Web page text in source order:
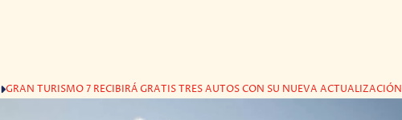
GRAN TURISMO 7 RECIBIRÁ GRATIS TRES AUTOS CON SU NUEVA ACTUALIZACIÓN